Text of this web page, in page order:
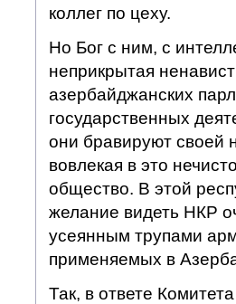
коллег по цеху.
Но Бог с ним, с
неприкрытая
азербайджанских
государственных
они бравируют своей
вовлекая в это
общество. В этой
желание видеть НКР
усеянным трупами
применяемых в
Так, в ответе